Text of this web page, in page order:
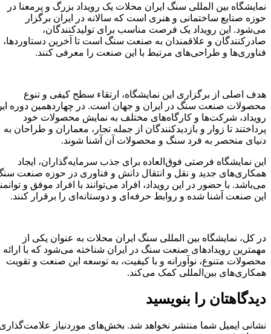
نمایشگاه بین المللی سنگ ایران محلات یک رویداد بزرگ و پرمعنا در
حوزه صنایع ساختمانی و هنری است که سالانه در ایران برگزار
می‌شود. این رویداد یک فرصت مناسب برای تولیدکنندگان،
صادرکنندگان و علاقمندان به صنعت سنگ است تا آخرین دستاوردها،
فناوری‌ها و طراحی‌های مرتبط با این صنعت را معرفی کنند.
هدف اصلی از برگزاری این نمایشگاه، ارتقاء سطح کیفی و تنوع
محصولات صنعت سنگ در ایران و جهان است. در چهاردهمین دوره این
رویداد، شرکت‌ها و کارگاه‌های مختلف به نمایش محصولات خود
پرداختند تا زوار و بازدیدکنندگان از جمله تجار، معماران و طراحان به
دنیای منحصر به فرد سنگ و محصولات آن آشنا شوند.
این نمایشگاه فرصتی فوق‌العاده برای جذب سرمایه‌گذاران، ایجاد
همکاری‌های جدید و نقل و انتقال دانش و فناوری در حوزه صنعت سنگ
می‌باشد. با حضور در این رویداد، افراد می‌توانند با افراد موفق و توانمند
این صنعت آشنا شده و روابط حرفه‌ای و دوستانه‌ای را برقرار کنند.
در کل، نمایشگاه بین المللی سنگ ایران محلات به عنوان یکی از
مهمترین رویدادهای صنعت سنگ در ایران شناخته می‌شود که با ارائه
محصولات متنوع، نوآورانه و با کیفیت، به توسعه این صنعت و تقویت
همکاری‌های بین‌المللی کمک می‌کند.
دیدگاهتان را بنویسید
نشانی ایمیل شما منتشر نخواهد شد. بخش‌های موردنیاز علامت‌گذاری